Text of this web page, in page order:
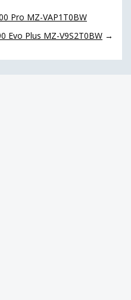
Pro MZ-VAP1T0BW
Evo Plus MZ-V9S2T0BW →